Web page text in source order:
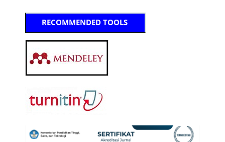
RECOMMENDED TOOLS